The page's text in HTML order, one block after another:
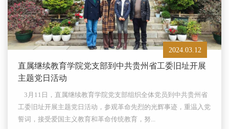
直属继续教育学院党支部到中共贵州省工委旧址开展
主题党日活动
3月11日，直属继续教育学院党支部组织全体党员到中共贵州省
工委旧址开展主题党日活动，参观革命先烈的光辉事迹，重温入党
誓词，接受爱国主义教育和革命传统教育，努...
2024.03.12